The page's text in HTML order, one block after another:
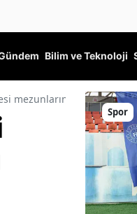
Bilim ve Teknoloji
mezunlarını coşkulu
Spor